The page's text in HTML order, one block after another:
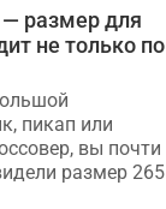
— размер для
не только по
пикап или
вы почти
размер 265